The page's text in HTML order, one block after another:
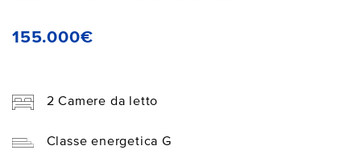
155.000€
2 Camere da letto
Classe energetica G